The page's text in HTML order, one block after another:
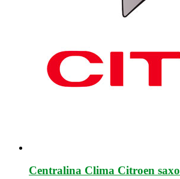
Centralina Clima Citroen saxo